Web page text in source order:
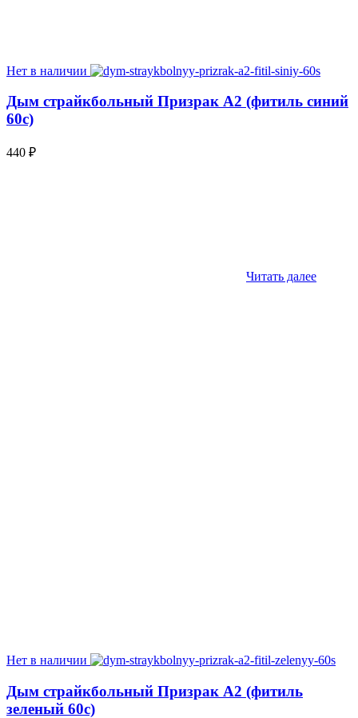
Нет в наличии
Дым страйкбольный Призрак А2 (фитиль синий
60с)
440 ₽
Читать далее
Нет в наличии
Дым страйкбольный Призрак А2 (фитиль
зеленый 60с)